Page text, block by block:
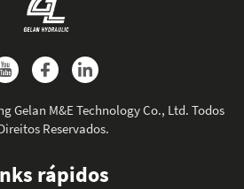
Gelan M&E Technology Co., Ltd. Todos
Reservados.
rápidos